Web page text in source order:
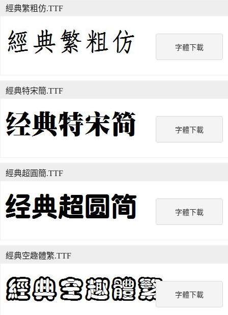
字體下載
經典繁粗仿.TTF
字體下載
經典特宋簡.TTF
字體下載
經典超圓簡.TTF
字體下載
經典空趣體繁.TTF